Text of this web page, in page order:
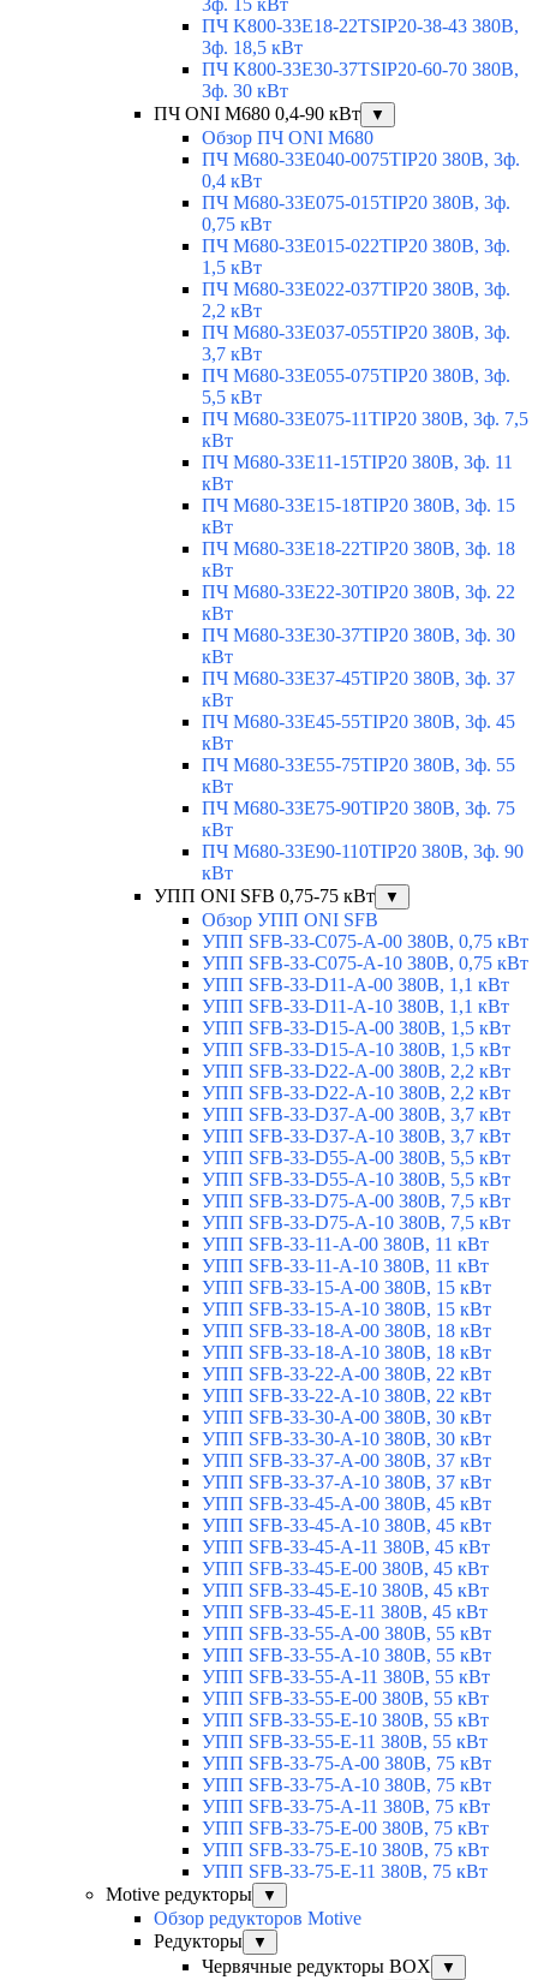
3ф. 15 кВт
ПЧ K800-33E18-22TSIP20-38-43 380В,
3ф. 18,5 кВт
ПЧ K800-33E30-37TSIP20-60-70 380В,
3ф. 30 кВт
ПЧ ONI M680 0,4-90 кВт
▼
Обзор ПЧ ONI M680
ПЧ M680-33E040-0075TIP20 380В, 3ф.
0,4 кВт
ПЧ M680-33E075-015TIP20 380В, 3ф.
0,75 кВт
ПЧ M680-33E015-022TIP20 380В, 3ф.
1,5 кВт
ПЧ M680-33E022-037TIP20 380В, 3ф.
2,2 кВт
ПЧ M680-33E037-055TIP20 380В, 3ф.
3,7 кВт
ПЧ M680-33E055-075TIP20 380В, 3ф.
5,5 кВт
ПЧ M680-33E075-11TIP20 380В, 3ф. 7,5
кВт
ПЧ M680-33E11-15TIP20 380В, 3ф. 11
кВт
ПЧ M680-33E15-18TIP20 380В, 3ф. 15
кВт
ПЧ M680-33E18-22TIP20 380В, 3ф. 18
кВт
ПЧ M680-33E22-30TIP20 380В, 3ф. 22
кВт
ПЧ M680-33E30-37TIP20 380В, 3ф. 30
кВт
ПЧ M680-33E37-45TIP20 380В, 3ф. 37
кВт
ПЧ M680-33E45-55TIP20 380В, 3ф. 45
кВт
ПЧ M680-33E55-75TIP20 380В, 3ф. 55
кВт
ПЧ M680-33E75-90TIP20 380В, 3ф. 75
кВт
ПЧ M680-33E90-110TIP20 380В, 3ф. 90
кВт
УПП ONI SFB 0,75-75 кВт
▼
Обзор УПП ONI SFB
УПП SFB-33-C075-A-00 380В, 0,75 кВт
УПП SFB-33-C075-A-10 380В, 0,75 кВт
УПП SFB-33-D11-A-00 380В, 1,1 кВт
УПП SFB-33-D11-A-10 380В, 1,1 кВт
УПП SFB-33-D15-A-00 380В, 1,5 кВт
УПП SFB-33-D15-A-10 380В, 1,5 кВт
УПП SFB-33-D22-A-00 380В, 2,2 кВт
УПП SFB-33-D22-A-10 380В, 2,2 кВт
УПП SFB-33-D37-A-00 380В, 3,7 кВт
УПП SFB-33-D37-A-10 380В, 3,7 кВт
УПП SFB-33-D55-A-00 380В, 5,5 кВт
УПП SFB-33-D55-A-10 380В, 5,5 кВт
УПП SFB-33-D75-A-00 380В, 7,5 кВт
УПП SFB-33-D75-A-10 380В, 7,5 кВт
УПП SFB-33-11-A-00 380В, 11 кВт
УПП SFB-33-11-A-10 380В, 11 кВт
УПП SFB-33-15-A-00 380В, 15 кВт
УПП SFB-33-15-A-10 380В, 15 кВт
УПП SFB-33-18-A-00 380В, 18 кВт
УПП SFB-33-18-A-10 380В, 18 кВт
УПП SFB-33-22-A-00 380В, 22 кВт
УПП SFB-33-22-A-10 380В, 22 кВт
УПП SFB-33-30-A-00 380В, 30 кВт
УПП SFB-33-30-A-10 380В, 30 кВт
УПП SFB-33-37-A-00 380В, 37 кВт
УПП SFB-33-37-A-10 380В, 37 кВт
УПП SFB-33-45-A-00 380В, 45 кВт
УПП SFB-33-45-A-10 380В, 45 кВт
УПП SFB-33-45-A-11 380В, 45 кВт
УПП SFB-33-45-E-00 380В, 45 кВт
УПП SFB-33-45-E-10 380В, 45 кВт
УПП SFB-33-45-E-11 380В, 45 кВт
УПП SFB-33-55-A-00 380В, 55 кВт
УПП SFB-33-55-A-10 380В, 55 кВт
УПП SFB-33-55-A-11 380В, 55 кВт
УПП SFB-33-55-E-00 380В, 55 кВт
УПП SFB-33-55-E-10 380В, 55 кВт
УПП SFB-33-55-E-11 380В, 55 кВт
УПП SFB-33-75-A-00 380В, 75 кВт
УПП SFB-33-75-A-10 380В, 75 кВт
УПП SFB-33-75-A-11 380В, 75 кВт
УПП SFB-33-75-E-00 380В, 75 кВт
УПП SFB-33-75-E-10 380В, 75 кВт
УПП SFB-33-75-E-11 380В, 75 кВт
Motive редукторы
▼
Обзор редукторов Motive
Редукторы
▼
Червячные редукторы BOX ▼